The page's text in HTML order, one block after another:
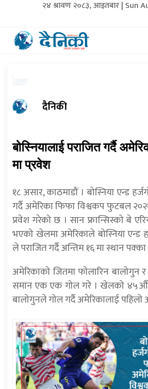
२४ श्रावण २०८३, आइतबार | Sun
दैनिकी
बोस्नियालाई पराजित गर्दै
मा प्रवेश
१८ असार, काठमाडौं । बोस्निया एन्ड
गर्दै अमेरिका फिफा विश्वकप फुटबल
प्रवेश गरेको छ । सान फ्रान्सिस्को बे
भएको खेलमा अमेरिकाले बोस्निया एन्ड
ले पराजित गर्दै अन्तिम १६ मा स्थान पक्का
अमेरिकाको जितमा फोलारिन बालोगुन
समान एक एक गोल गरे । खेलको ४५औँ
बालोगुनले गोल गर्दै अमेरिकालाई पहिलो